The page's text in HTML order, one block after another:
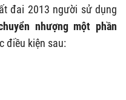
đai 2013 người sử dụng
nhượng một phần
điều kiện sau: